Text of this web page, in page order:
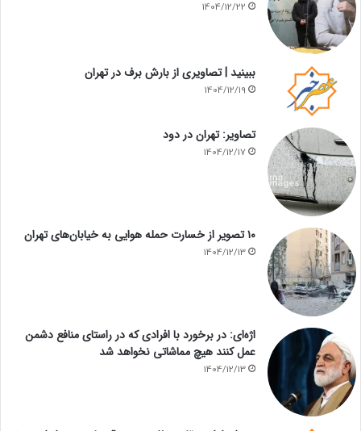
1404/12/22
ببینید | تصاویری از بارش برف در تهران
1404/12/19
تصاویر: تهران در دود
1404/12/17
۱۰ تصویر از خسارت حمله هوایی به خیابان‌های تهران
1404/12/13
اژه‌ای: در برخورد با افرادی که در راستای منافع دشمن
عمل کنند هیچ مماشاتی نخواهد شد
1404/12/13